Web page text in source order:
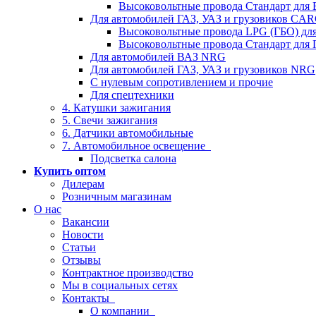
Высоковольтные провода Стандарт для
Для автомобилей ГАЗ, УАЗ и грузовиков
Высоковольтные провода LPG (ГБО)
Высоковольтные провода Стандарт для
Для автомобилей ВАЗ NRG
Для автомобилей ГАЗ, УАЗ и грузовиков NRG
С нулевым сопротивлением и прочие
Для спецтехники
4. Катушки зажигания
5. Свечи зажигания
6. Датчики автомобильные
7. Автомобильное освещение
Подсветка салона
Купить оптом
Дилерам
Розничным магазинам
О нас
Вакансии
Новости
Статьи
Отзывы
Контрактное производство
Мы в социальных сетях
Контакты
О компании